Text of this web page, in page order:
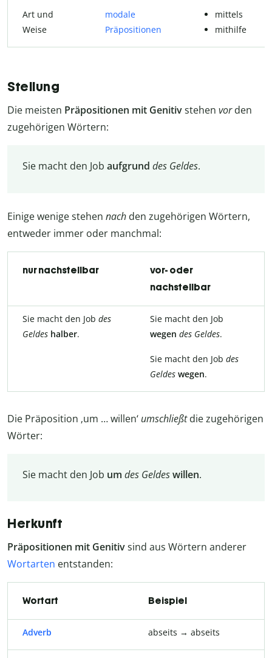
Art und
Weise
modale
Präpositionen
mittels
mithilfe
Stellung
Die meisten Präpositionen mit Genitivstehen vorden
zugehörigen Wörtern:
Sie macht den Job aufgrund des Geldes.
Einige wenige stehen nach den zugehörigen Wörtern,
entweder immer oder manchmal:
nur nachstellbar
vor- oder
nachstellbar
Sie macht den Job des
Geldes halber.
Sie macht den Job
wegen des Geldes.
Sie macht den Job des
Geldes wegen.
Die Präposition ‚um … willen‘ umschließtdie zugehörigen
Wörter:
Sie macht den Job um des Geldeswillen.
Herkunft
Präpositionen mit Genitivsind aus Wörtern anderer
Wortarten entstanden:
Wortart Beispiel
Adverb abseits → abseits